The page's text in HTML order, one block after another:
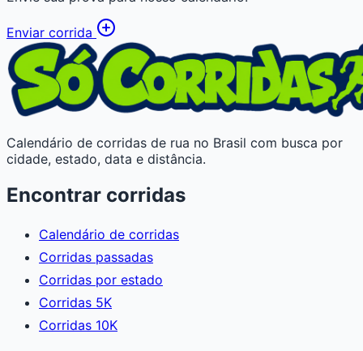
Enviar corrida
Calendário de corridas de rua no Brasil com busca por
cidade, estado, data e distância.
Encontrar corridas
Calendário de corridas
Corridas passadas
Corridas por estado
Corridas 5K
Corridas 10K